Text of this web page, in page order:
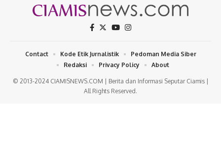
© 2013-2024 CIAMISNEWS.COM | Berita dan Informasi Seputar Ciamis |
All Rights Reserved.
Contact Kode Etik Jurnalistik
Pedoman Media Siber
Redaksi
Privacy Policy About